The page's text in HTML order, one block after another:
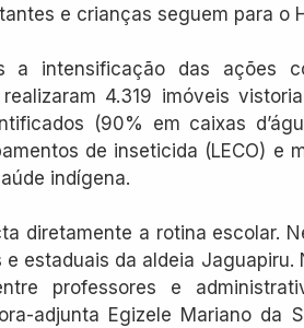
e crianças seguem para o
intensificação das ações
4.319 imóveis
(90% em caixas
de inseticida (LECO) e
indígena.
diretamente a rotina escolar.
estaduais da aldeia Jaguapiru.
professores e
adjunta Egizele Mariano da